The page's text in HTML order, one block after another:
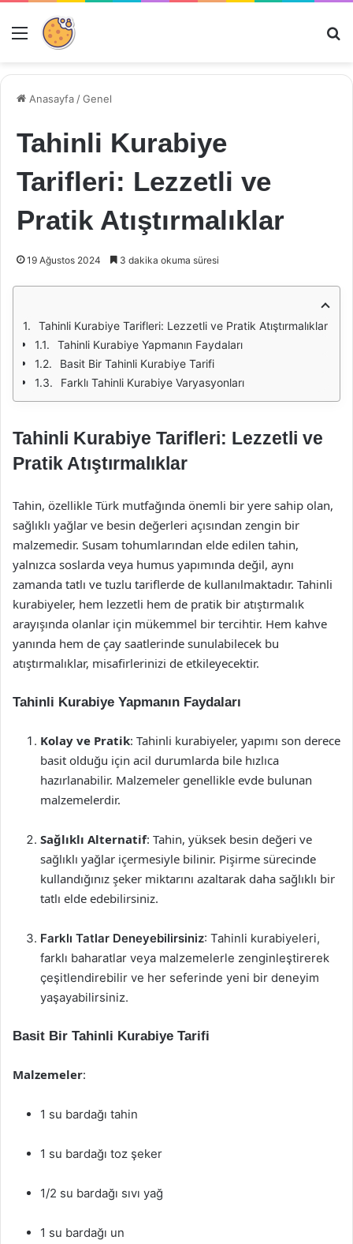
Menü
Anasayfa /Genel
Tahinli Kurabiye
Tarifleri: Lezzetli ve
Pratik Atıştırmalıklar
19 Ağustos 2024 3 dakika okuma süresi
Tahinli Kurabiye Tarifleri: Lezzetli ve Pratik Atıştırmalıklar
Tahinli Kurabiye Yapmanın Faydaları
Basit Bir Tahinli Kurabiye Tarifi
Farklı Tahinli Kurabiye Varyasyonları
Tahinli Kurabiye Tarifleri: Lezzetli ve
Pratik Atıştırmalıklar
Tahin, özellikle Türk mutfağında önemli bir yere sahip olan,
sağlıklı yağlar ve besin değerleri açısından zengin bir
malzemedir. Susam tohumlarından elde edilen tahin,
yalnızca soslarda veya humus yapımında değil, aynı
zamanda tatlı ve tuzlu tariflerde de kullanılmaktadır. Tahinli
kurabiyeler, hem lezzetli hem de pratik bir atıştırmalık
arayışında olanlar için mükemmel bir tercihtir. Hem kahve
yanında hem de çay saatlerinde sunulabilecek bu
atıştırmalıklar, misafirlerinizi de etkileyecektir.
Tahinli Kurabiye Yapmanın Faydaları
Kolay ve Pratik: Tahinli kurabiyeler, yapımı son derece
basit olduğu için acil durumlarda bile hızlıca
hazırlanabilir. Malzemeler genellikle evde bulunan
malzemelerdir.
Sağlıklı Alternatif: Tahin, yüksek besin değeri ve
sağlıklı yağlar içermesiyle bilinir. Pişirme sürecinde
kullandığınız şeker miktarını azaltarak daha sağlıklı bir
tatlı elde edebilirsiniz.
Farklı Tatlar Deneyebilirsiniz: Tahinli kurabiyeleri,
farklı baharatlar veya malzemelerle zenginleştirerek
çeşitlendirebilir ve her seferinde yeni bir deneyim
yaşayabilirsiniz.
Basit Bir Tahinli Kurabiye Tarifi
Malzemeler:
1 su bardağı tahin
1 su bardağı toz şeker
1/2 su bardağı sıvı yağ
1 su bardağı un